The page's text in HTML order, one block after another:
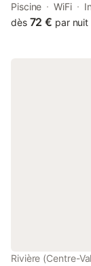
conditioning and
Touraine.
Piscine WiFi
dès 72 € par nuit
Rivière (Centre-